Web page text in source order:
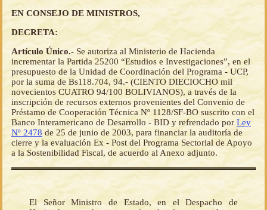
EN CONSEJO DE MINISTROS,
DECRETA:
Artículo Único.- Se autoriza al Ministerio de Hacienda
incrementar la Partida 25200 “Estudios e Investigaciones”, en el
presupuesto de la Unidad de Coordinación del Programa - UCP,
por la suma de Bs118.704, 94.- (CIENTO DIECIOCHO mil
novecientos CUATRO 94/100 BOLIVIANOS), a través de la
inscripción de recursos externos provenientes del Convenio de
Préstamo de Cooperación Técnica Nº 1128/SF-BO suscrito con el
Banco Interamericano de Desarrollo - BID y refrendado por Ley
Nº 2478 de 25 de junio de 2003, para financiar la auditoría de
cierre y la evaluación Ex - Post del Programa Sectorial de Apoyo
a la Sostenibilidad Fiscal, de acuerdo al Anexo adjunto.
El Señor Ministro de Estado, en el Despacho de